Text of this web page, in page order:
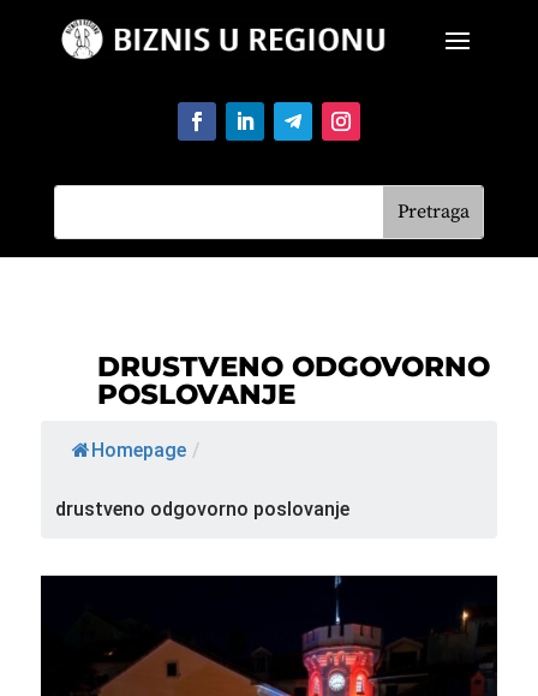
DRUSTVENO ODGOVORNO
POSLOVANJE
Homepage /
drustveno odgovorno poslovanje